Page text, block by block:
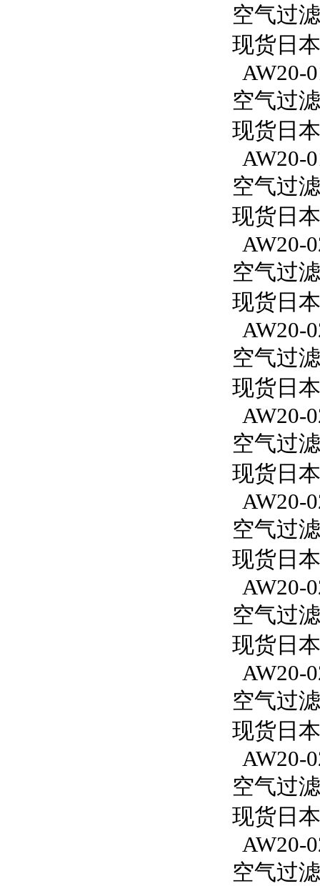
空气过
现货日
AW20-
空气过
现货日
AW20-
空气过
现货日
AW20-
空气过
现货日
AW20-
空气过
现货日
AW20-
空气过
现货日
AW20-
空气过
现货日
AW20-
空气过
现货日
AW20-
空气过
现货日
AW20-
空气过
现货日
AW20-
空气过